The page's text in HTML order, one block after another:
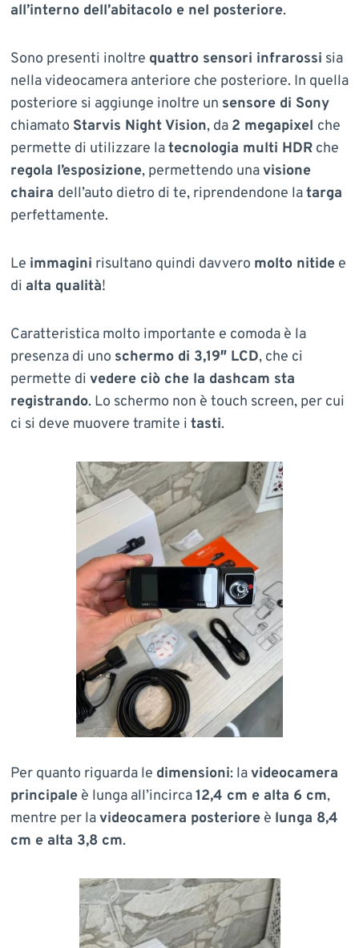
all’interno dell’abitacolo e nel posteriore.
Sono presenti inoltre quattro sensori infrarossi sia
nella videocamera anteriore che posteriore. In quella
posteriore si aggiunge inoltre un sensore di Sony
chiamato Starvis Night Vision, da 2 megapixel che
permette di utilizzare latecnologia multi HDRche
regola l’esposizione, permettendo unavisione
chaira dell’auto dietro di te, riprendendone latarga
perfettamente.
Le immagini risultano quindi davvero molto nitidee
di alta qualità!
Caratteristica molto importante e comoda è la
presenza di uno schermo di 3,19″ LCD, che ci
permette di vedere ciò che la dashcam sta
registrando. Lo schermo non è touch screen, per cui
ci si deve muovere tramite i tasti.
Per quanto riguarda le dimensioni: lavideocamera
principaleè lunga all’incirca12,4 cm e alta 6 cm,
mentre per lavideocamera posterioreè lunga 8,4
cm e alta 3,8 cm.